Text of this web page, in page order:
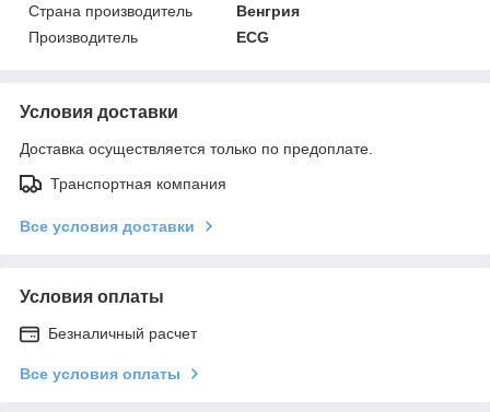
Страна производитель
Венгрия
Производитель
ECG
Условия доставки
Доставка осуществляется только по предоплате.
Транспортная компания
Все условия доставки
Условия оплаты
Безналичный расчет
Все условия оплаты